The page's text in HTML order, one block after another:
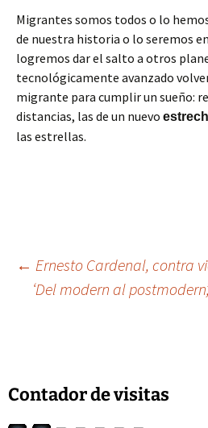
Migrantes somos todos o lo
de nuestra historia o lo seremos
logremos dar el salto a otros
tecnológicamente avanzado
migrante para cumplir un sueño:
distancias, las de un nuevo
las estrellas.
entradas
← Ernesto Cardenal, contra
‘Del modern al
Contador de visitas